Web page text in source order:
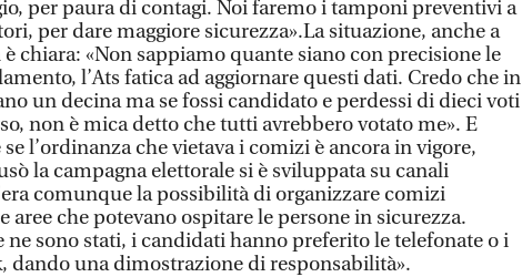
per paura di contagi. Noi faremo i tamponi preventivi a
per dare maggiore sicurezza».La situazione, anche a
chiara: «Non sappiamo quante siano con precisione le
l’Ats fatica ad aggiornare questi dati. Credo che in
un decina ma se fossi candidato e perdessi di dieci voti
non è mica detto che tutti avrebbero votato me». E
l’ordinanza che vietava i comizi è ancora in vigore,
la campagna elettorale si è sviluppata su canali
comunque la possibilità di organizzare comizi
aree che potevano ospitare le persone in sicurezza.
ne sono stati, i candidati hanno preferito le telefonate o i
dando una dimostrazione di responsabilità».